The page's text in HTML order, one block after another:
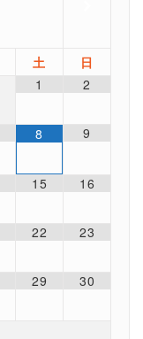
土
日
1
2
8 9
15 16
22 23
29 30